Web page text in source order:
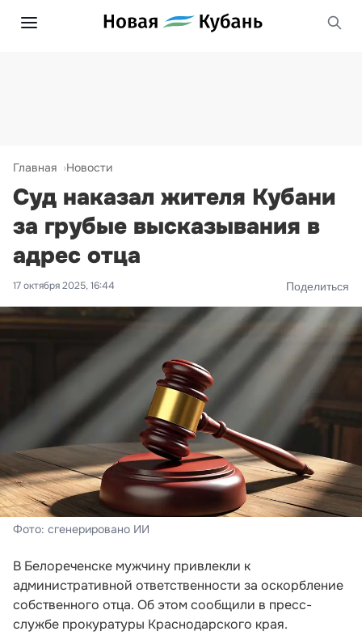
Главная Новости
Суд наказал жителя Кубани
за грубые высказывания в
адрес отца
17 октября 2025, 16:44 Поделиться
Фото: сгенерировано ИИ
В Белореченске мужчину привлекли к
административной ответственности за оскорбление
собственного отца. Об этом сообщили в пресс-
службе прокуратуры Краснодарского края.